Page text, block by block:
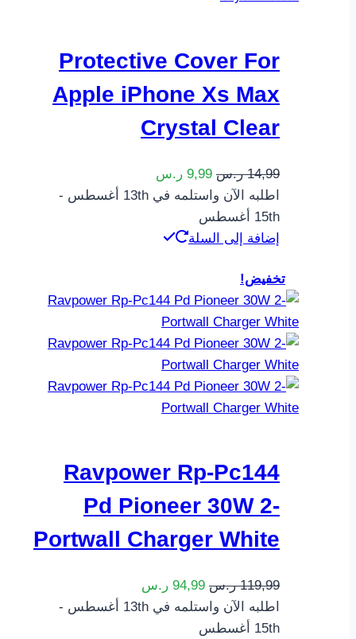
Protective Cover For
Apple iPhone Xs Max
Crystal Clear
14,99 ر.س 9,99 ر.س
اطلبه الآن واستلمه في 13th أغسطس -
15th أغسطس
إضافة إلى السلة
تخفيض!
Ravpower Rp-Pc144
Pd Pioneer 30W 2-
Portwall Charger White
119,99 ر.س 94,99 ر.س
اطلبه الآن واستلمه في 13th أغسطس -
15th أغسطس